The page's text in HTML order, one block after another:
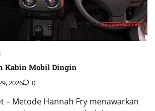
Kabin Mobil Dingin
2026 0
– Metode Hannah Fry menawarkan